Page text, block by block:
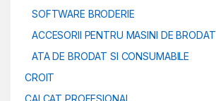
SOFTWARE BRODERIE
ACCESORII PENTRU MASINI DE BRODAT
ATA DE BRODAT SI CONSUMABILE
CROIT